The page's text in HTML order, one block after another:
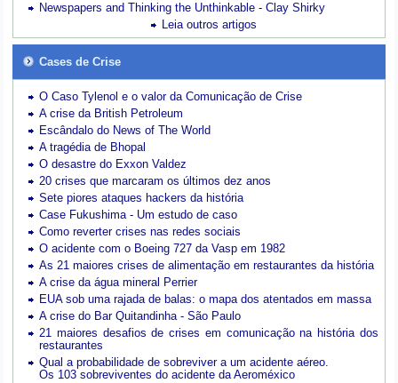
Newspapers and Thinking the Unthinkable - Clay Shirky
Leia outros artigos
Cases de Crise
O Caso Tylenol e o valor da Comunicação de Crise
A crise da British Petroleum
Escândalo do News of The World
A tragédia de Bhopal
O desastre do Exxon Valdez
20 crises que marcaram os últimos dez anos
Sete piores ataques hackers da história
Case Fukushima - Um estudo de caso
Como reverter crises nas redes sociais
O acidente com o Boeing 727 da Vasp em 1982
As 21 maiores crises de alimentação em restaurantes da história
A crise da água mineral Perrier
EUA sob uma rajada de balas: o mapa dos atentados em massa
A crise do Bar Quitandinha - São Paulo
21 maiores desafios de crises em comunicação na história dos
restaurantes
Qual a probabilidade de sobreviver a um acidente aéreo.
Os 103 sobreviventes do acidente da Aeroméxico